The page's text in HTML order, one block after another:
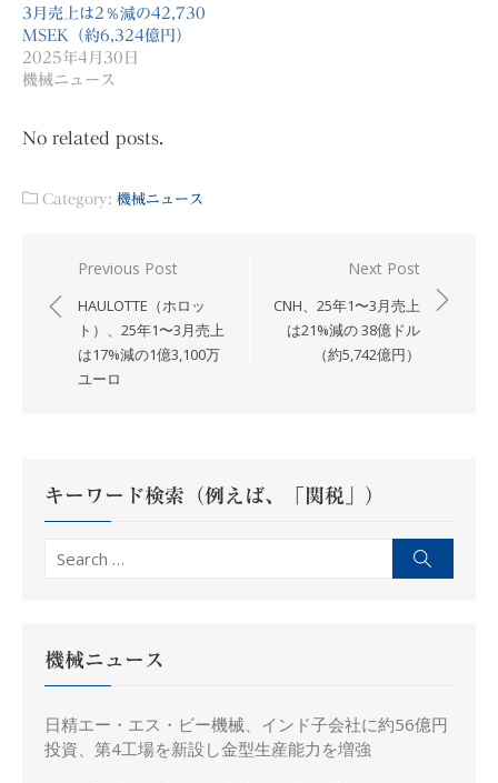
3月売上は2％減の42,730
MSEK（約6,324億円）
2025年4月30日
機械ニュース
No related posts.
Category: 機械ニュース
稿
ョ
ン
Previous Post
HAULOTTE（ホロッ
ト）、25年1〜3月売上
は17%減の1億3,100万
ユーロ
Next Post
CNH、25年1〜3月売上
は21%減の 38億ドル
（約5,742億円）
キーワード検索（例えば、「関税」）
Search
機械ニュース
日精エー・エス・ビー機械、インド子会社に約56億円
投資、第4工場を新設し金型生産能力を増強